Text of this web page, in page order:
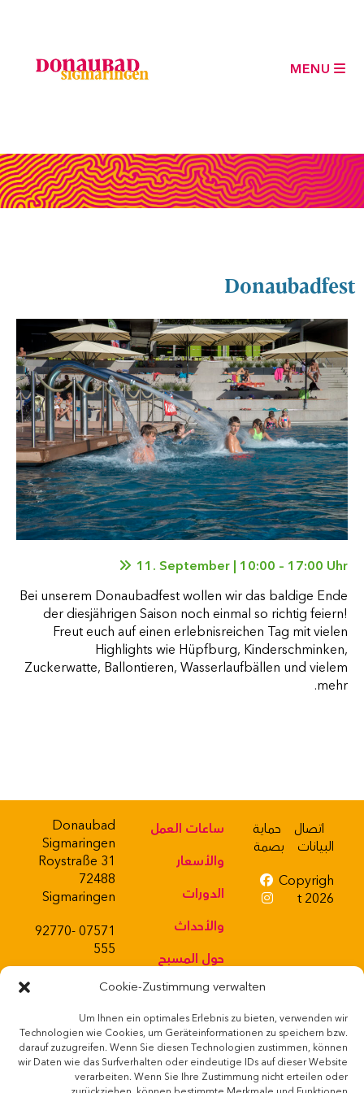
Cookie-Zustimmung verwalten
Um Ihnen ein optimales Erlebnis zu bieten, verwenden wir
Technologien wie Cookies, um Geräteinformationen zu speichern bzw.
darauf zuzugreifen. Wenn Sie diesen Technologien zustimmen, können
wir Daten wie das Surfverhalten oder eindeutige IDs auf dieser Website
verarbeiten. Wenn Sie Ihre Zustimmung nicht erteilen oder
MENU
Donaubadfest
11. September | 10:00 – 17:00 Uhr
Bei unserem Donaubadfest wollen wir das baldige Ende
der diesjährigen Saison noch einmal so richtig feiern!
Freut euch auf einen erlebnisreichen Tag mit vielen
Highlights wie Hüpfburg, Kinderschminken,
Zuckerwatte, Ballontieren, Wasserlaufbällen und vielem
mehr.
Donaubad
Sigmaringen
Roystraße 31
72488
Sigmaringen
07571 92770-
555
Powered
by
ساعات العمل
والأسعار
الدورات
والأحداث
حول المسبح
حانة صغيرة
متجر ويب
شوب
اتصال حماية
البيانات
بصمة
Copyrigh
t 2026